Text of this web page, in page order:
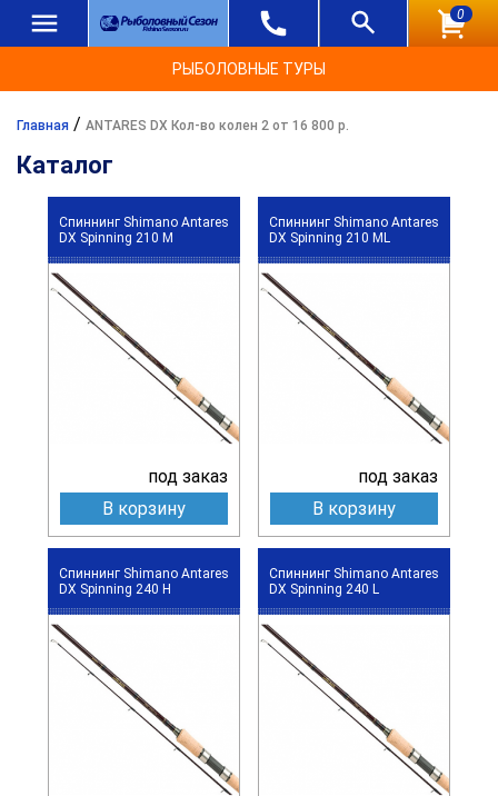
0
РЫБОЛОВНЫЕ ТУРЫ
Главная / ANTARES DX Кол-во колен 2 от 16 800 р.
Каталог
Спиннинг Shimano Antares
DX Spinning 210 M
под заказ
В корзину
Спиннинг Shimano Antares
DX Spinning 210 ML
под заказ
В корзину
Спиннинг Shimano Antares
DX Spinning 240 H
Спиннинг Shimano Antares
DX Spinning 240 L